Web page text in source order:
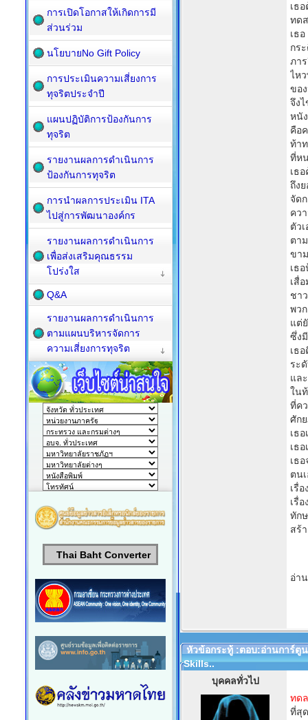
เธ
ทด
เธ
กร
ภา
ไห
ขอ
จึง
หนั
คือ
ท้า
ที่ห
เธ
ถึง
จัด
คว
ตัว
ตา
ขา
เธ
เสื่
ชา
พว
แต่
ซึ่ง
เธ
ระ
แล
ใน
ที่ค
ศัก
เธ
เธ
เธ
ตน
เรื่
เรื่
ทัก
สร้
อ่า
หัวข้อกระทู้ :ตอบ:อ่านการ์ตู
Skills..
บุคคลทั่วไป
ทด
ที่สุ
การเปิดโอกาสให้เกิดการมี
ส่วนร่วม
นโยบายNo Gift Policy
การประเมินความเสี่ยงการ
ทุจริตประจำปี
แผนปฏิบัติการป้องกันการ
ทุจริต
รายงานผลการดำเนินการ
ป้องกันการทุจริต
การนำผลการประเมิน ITA
ไปสู่การพัฒนาองค์กร
รายงานผลการดำเนินการ
เพื่อส่งเสริมคุณธรรม
โปร่งใส
Q&A
รายงานผลการดำเนินการ
ตามแผนบริหารจัดการ
ความเสี่ยงการทุจริต
Thai Baht Converter